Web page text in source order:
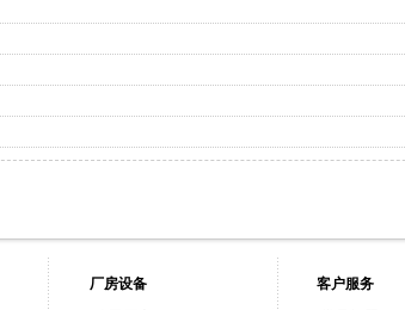
厂房设备
客户服务